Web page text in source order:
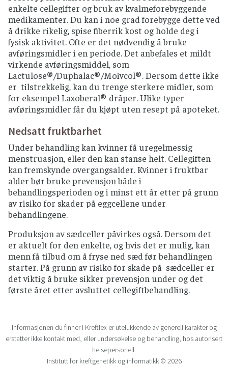
enkelte cellegifter og bruk av kvalmeforebyggende
medikamenter. Du kan i noe grad forebygge dette ved
å drikke rikelig, spise fiberrik kost og holde deg i
fysisk aktivitet. Ofte er det nødvendig å bruke
avføringsmidler i en periode. Det anbefales et mildt
virkende avføringsmiddel, som
Lactulose®/Duphalac®/Moivcol®. Dersom dette ikke
er tilstrekkelig, kan du trenge sterkere midler, som
for eksempel Laxoberal® dråper. Ulike typer
avføringsmidler får du kjøpt uten resept på apoteket.
Nedsatt fruktbarhet
Under behandling kan kvinner få uregelmessig
menstruasjon, eller den kan stanse helt. Cellegiften
kan fremskynde overgangsalder. Kvinner i fruktbar
alder bør bruke prevensjon både i
behandlingsperioden og i minst ett år etter på grunn
av risiko for skader på eggcellene under
behandlingene.
Produksjon av sædceller påvirkes også. Dersom det
er aktuelt for den enkelte, og hvis det er mulig, kan
menn få tilbud om å fryse ned sæd før behandlingen
starter. På grunn av risiko for skade på sædceller er
det viktig å bruke sikker prevensjon under og det
første året etter avsluttet cellegiftbehandling.
Informasjonen du finner i Kreftlex er utelukkende av generell karakter og
erstatter ikke kontakt med, eller undersøkelse og behandling, hos autorisert
helsepersonell.
Institutt for kreftgenetikk og informatikk © 2026